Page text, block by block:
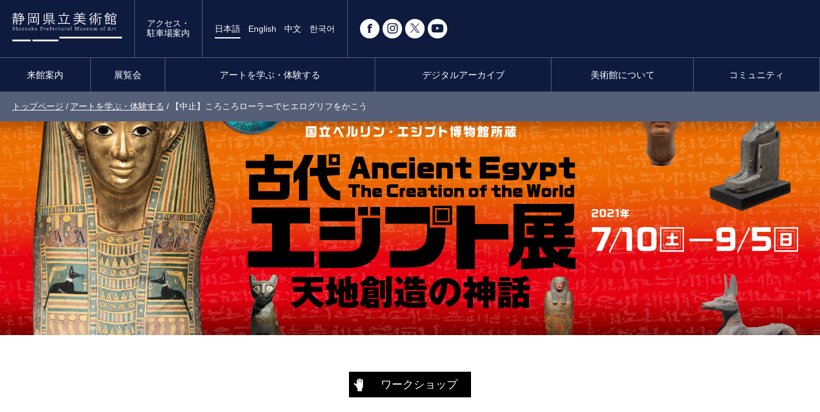
アクセス・
駐車場案内
日本語 English 中文 한국어
来館案内 展覧会 アートを学ぶ・体験する デジタルアーカイブ 美術館について コミュニティ
トップページ / アートを学ぶ・体験する / 【中止】ころころローラーでヒエログリフをかこう
ワークショップ